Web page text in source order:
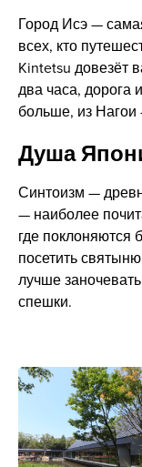
Город Исэ —
всех, кто
Kintetsu довезёт
два часа, дорога
больше, из Нагои
Душа
Синтоизм —
— наиболее
где поклоняются
посетить
лучше
спешки.